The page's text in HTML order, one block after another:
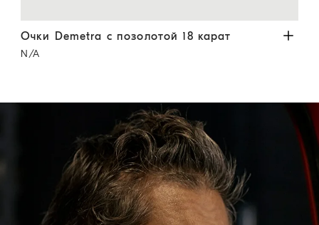
Очки Demetra с позолотой 18 карат Вишневый
Очки Demetra с позолотой 18 карат
N/A